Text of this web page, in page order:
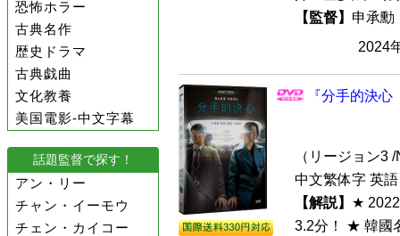
恐怖ホラー
古典名作
歴史ドラマ
古典戯曲
文化教養
美国電影-中文字幕
話題監督で探す！
アン・リー
チャン・イーモウ
チェン・カイコー
【監督】 申承
2024
『分手的決
（リージョン3
中文繁体字 英
【解説】 ★
3.2分！ ★ 韓國